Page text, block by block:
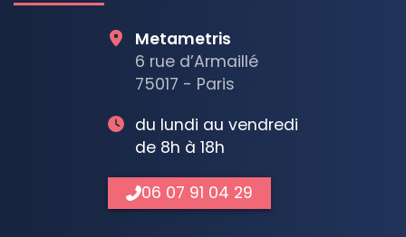
Metametris
6 rue d’Armaillé
75017 - Paris
du lundi au vendredi
de 8h à 18h
06 07 91 04 29